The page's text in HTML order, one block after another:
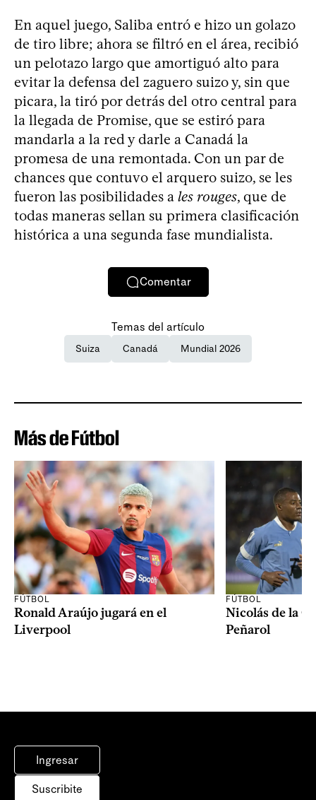
En aquel juego, Saliba entró e hizo un golazo
de tiro libre; ahora se filtró en el área, recibió
un pelotazo largo que amortiguó alto para
evitar la defensa del zaguero suizo y, sin que
picara, la tiró por detrás del otro central para
la llegada de Promise, que se estiró para
mandarla a la red y darle a Canadá la
promesa de una remontada. Con un par de
chances que contuvo el arquero suizo, se les
fueron las posibilidades a les rouges, que de
todas maneras sellan su primera clasificación
histórica a una segunda fase mundialista.
Comentar
Temas del artículo
Suiza Canadá Mundial 2026
Más de Fútbol
FÚTBOL
Ronald Araújo jugará en el
Liverpool
FÚTBOL
Nicolás de la
Peñarol
Ingresar
Suscribite